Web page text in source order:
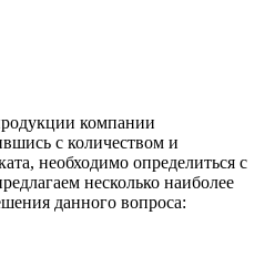
компании
с количеством и
необходимо определиться с
несколько наиболее
данного вопроса: